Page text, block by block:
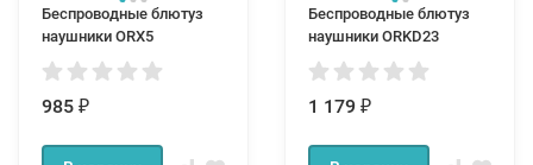
Беспроводные блютуз
наушники ORX5
985 ₽
Беспроводные блютуз
наушники ORKD23
1 179 ₽